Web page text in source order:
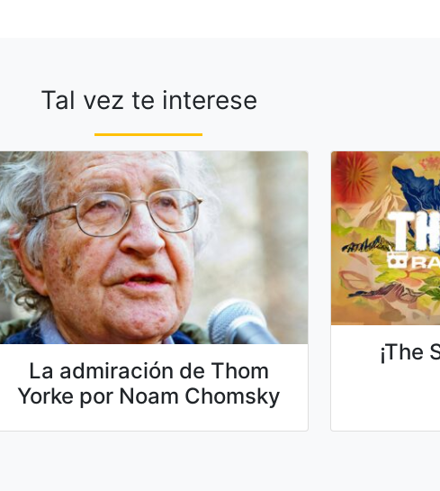
Tal vez te interese
La admiración de Thom
Yorke por Noam Chomsky
¡The